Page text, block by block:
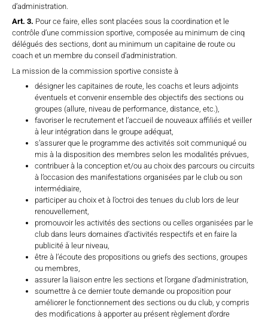
d’administration.
Art. 3. Pour ce faire, elles sont placées sous la coordination et le
contrôle d’une commission sportive, composée au minimum de cinq
délégués des sections, dont au minimum un capitaine de route ou
coach et un membre du conseil d’administration.
La mission de la commission sportive consiste à
désigner les capitaines de route, les coachs et leurs adjoints
éventuels et convenir ensemble des objectifs des sections ou
groupes (allure, niveau de performance, distance, etc.),
favoriser le recrutement et l’accueil de nouveaux affiliés et veiller
à leur intégration dans le groupe adéquat,
s’assurer que le programme des activités soit communiqué ou
mis à la disposition des membres selon les modalités prévues,
contribuer à la conception et/ou au choix des parcours ou circuits
à l’occasion des manifestations organisées par le club ou son
intermédiaire,
participer au choix et à l’octroi des tenues du club lors de leur
renouvellement,
promouvoir les activités des sections ou celles organisées par le
club dans leurs domaines d’activités respectifs et en faire la
publicité à leur niveau,
être à l’écoute des propositions ou griefs des sections, groupes
ou membres,
assurer la liaison entre les sections et l’organe d’administration,
soumettre à ce dernier toute demande ou proposition pour
améliorer le fonctionnement des sections ou du club, y compris
des modifications à apporter au présent règlement d’ordre